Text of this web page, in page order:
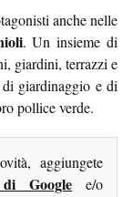
anche nelle
. Un insieme di
giardini, terrazzi e
giardinaggio e di
pollice verde.
aggiungete
Google e/o